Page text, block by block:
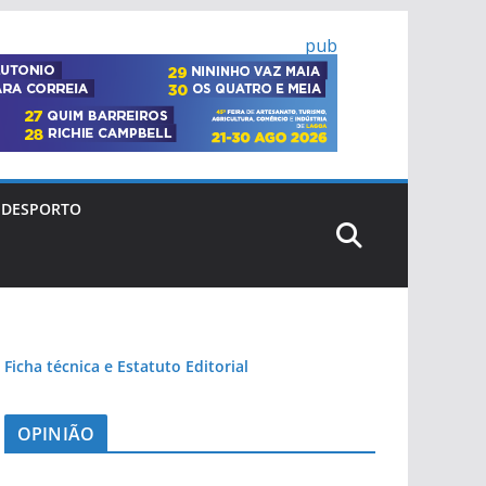
pub
DESPORTO
Ficha técnica e Estatuto Editorial
OPINIÃO